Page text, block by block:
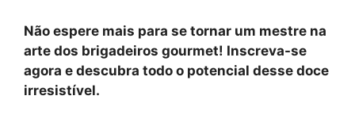
Não espere mais para se tornar um mestre na
arte dos brigadeiros gourmet! Inscreva-se
agora e descubra todo o potencial desse doce
irresistível.